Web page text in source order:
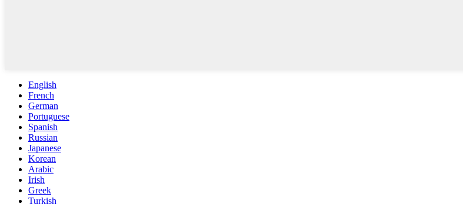
English
French
German
Portuguese
Spanish
Russian
Japanese
Korean
Arabic
Irish
Greek
Turkish